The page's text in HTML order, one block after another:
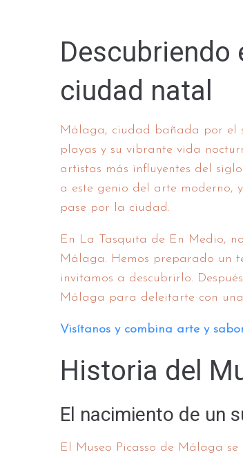
Descubriendo
ciudad natal
Málaga, ciudad bañada por el
playas y su vibrante vida
artistas más influyentes del siglo
a este genio del arte
pase por la ciudad.
En La Tasquita de En Medio,
Málaga. Hemos preparado un
invitamos a descubrirlo.
Málaga para deleitarte con
Visítanos y combina arte y
Historia del
El nacimiento de un
El Museo Picasso de Málaga